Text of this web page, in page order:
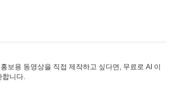
보용 동영상을 직접 제작하고 싶다면, 무료로 AI 이
합니다.